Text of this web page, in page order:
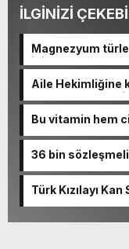
İLGİNİZİ
Magnezyum
için kullanılır
Aile Hekimliğine
ve kolay hale
Bu vitamin hem
artırıyor hem de
36 bin sözleşmeli
Türk Kızılayı